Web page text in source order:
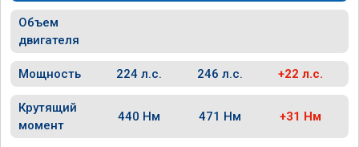
Объем
двигателя
Мощность 224 л.с. 246 л.с. +22 л.с.
Крутящий
момент
440 Нм 471 Нм +31 Нм